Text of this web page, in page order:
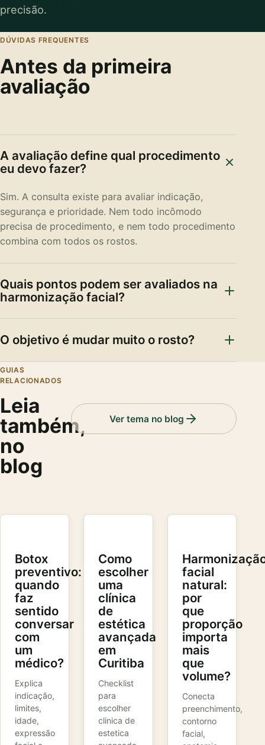
precisão.
DÚVIDAS FREQUENTES
Antes da primeira
avaliação
A avaliação define qual procedimento
eu devo fazer?
Sim. A consulta existe para avaliar indicação,
segurança e prioridade. Nem todo incômodo
precisa de procedimento, e nem todo procedimento
combina com todos os rostos.
Quais pontos podem ser avaliados na
harmonização facial?
O objetivo é mudar muito o rosto?
GUIAS
RELACIONADOS
Leia
também,
no
blog
Ver tema no blog
Botox
preventivo:
quando
faz
sentido
conversar
com
um
médico?
Explica
indicação,
limites,
idade,
expressão
Como
escolher
uma
clínica
de
estética
avançada
em
Curitiba
Checklist
para
escolher
clinica de
estetica
facial
natural:
por
que
proporção
importa
mais
que
volume?
Conecta
preenchimento,
contorno
facial,